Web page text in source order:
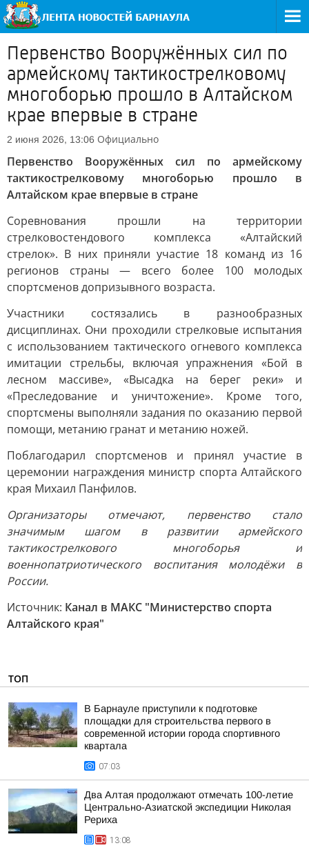
Первенство Вооружённых сил по
армейскому тактикострелковому
многоборью прошло в Алтайском
крае впервые в стране
2 июня 2026, 13:06 Официально
Первенство Вооружённых сил по армейскому
тактикострелковому многоборью прошло в
Алтайском крае впервые в стране
Соревнования прошли на территории
стрелковостендового комплекса «Алтайский
стрелок». В них приняли участие 18 команд из 16
регионов страны — всего более 100 молодых
спортсменов допризывного возраста.
Участники состязались в разнообразных
дисциплинах. Они проходили стрелковые испытания
с использованием тактического огневого комплекса
имитации стрельбы, включая упражнения «Бой в
лесном массиве», «Высадка на берег реки» и
«Преследование и уничтожение». Кроме того,
спортсмены выполняли задания по оказанию первой
помощи, метанию гранат и метанию ножей.
Поблагодарил спортсменов и принял участие в
церемонии награждения министр спорта Алтайского
края Михаил Панфилов.
Организаторы отмечают, первенство стало
значимым шагом в развитии армейского
тактикострелкового многоборья и
военнопатриотического воспитания молодёжи в
России.
Источник: Канал в МАКС "Министерство спорта
Алтайского края"
ТОП
В Барнауле приступили к подготовке
площадки для строительства первого в
современной истории города спортивного
квартала
07:03
Два Алтая продолжают отмечать 100-летие
Центрально-Азиатской экспедиции Николая
Рериха
13:08